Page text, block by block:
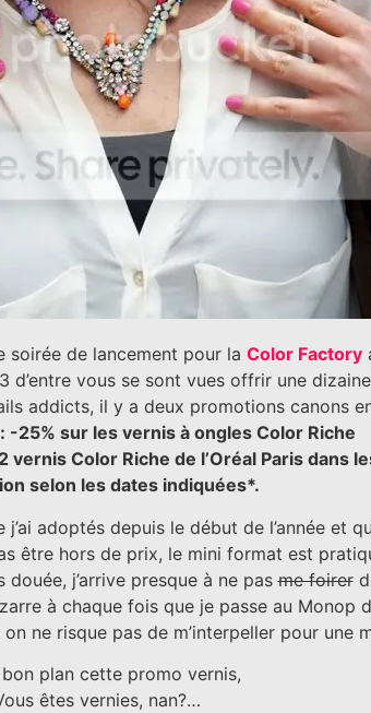
soirée de lancement pour la Color Factory
vous se sont vues offrir une
addicts, il y a deux promotions canons
-25% sur les vernis à ongles Color Riche
Color Riche de l’Oréal Paris dans
selon les dates indiquées*.
adoptés depuis le début de l’année et
être hors de prix, le mini format est
j’arrive presque à ne pasme foirer
à chaque fois que je passe au Monop
ne risque pas de m’interpeller pour une
plan cette promo vernis,
êtes vernies, nan?…